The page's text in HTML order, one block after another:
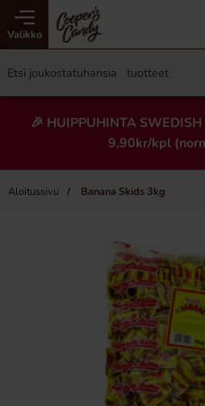
Valikko
🎉 HUIPPUHINTA
9,90kr/kpl
Aloitussivu Banana Skids 3kg